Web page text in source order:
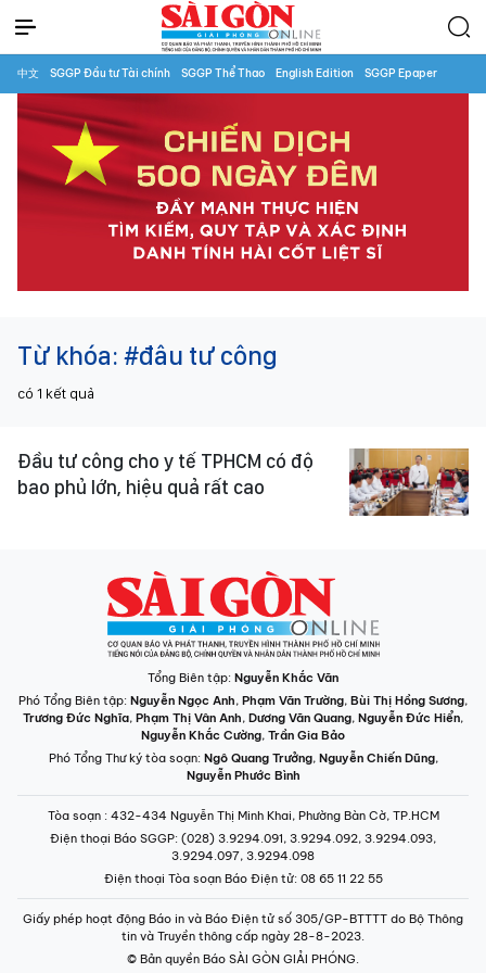
中文 SGGP Đầu tư Tài chính SGGP Thể Thao English Edition SGGP Epaper
Từ khóa: #đâu tư công
có 1 kết quả
Đầu tư công cho y tế TPHCM có độ
bao phủ lớn, hiệu quả rất cao
Tổng Biên tập: Nguyễn Khắc Văn
Phó Tổng Biên tập: Nguyễn Ngọc Anh, Phạm Văn Trường, Bùi Thị Hồng Sương,
Trương Đức Nghĩa, Phạm Thị Vân Anh, Dương Văn Quang, Nguyễn Đức Hiển,
Nguyễn Khắc Cường, Trần Gia Bảo
Phó Tổng Thư ký tòa soạn: Ngô Quang Trưởng, Nguyễn Chiến Dũng,
Nguyễn Phước Bình
Tòa soạn : 432-434 Nguyễn Thị Minh Khai, Phường Bàn Cờ, TP.HCM
Điện thoại Báo SGGP: (028) 3.9294.091, 3.9294.092, 3.9294.093,
3.9294.097, 3.9294.098
Điện thoại Tòa soạn Báo Điện tử: 08 65 11 22 55
Giấy phép hoạt động Báo in và Báo Điện tử số 305/GP-BTTTT do Bộ Thông
tin và Truyền thông cấp ngày 28-8-2023.
© Bản quyền Báo SÀI GÒN GIẢI PHÓNG.